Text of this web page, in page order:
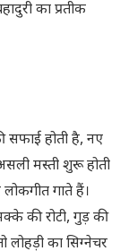
का प्रतीक
सफाई होती है, नए
मस्ती शुरू होती
लोकगीत गाते हैं।
की रोटी, गुड़ की
लोहड़ी का सिग्नेचर